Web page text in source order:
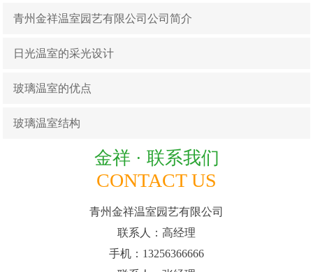
青州金祥温室园艺有限公司公司简介
日光温室的采光设计
玻璃温室的优点
玻璃温室结构
金祥 · 联系我们
CONTACT US
青州金祥温室园艺有限公司
联系人：高经理
手机：13256366666